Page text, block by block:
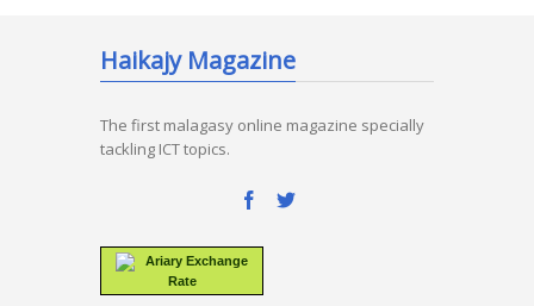
Haikajy Magazine
The first malagasy online magazine specially
tackling ICT topics.
Ariary Exchange
Rate